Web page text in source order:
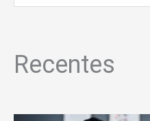
Recentes